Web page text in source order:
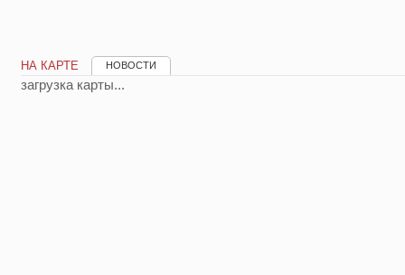
НА КАРТЕ НОВОСТИ
загрузка карты...